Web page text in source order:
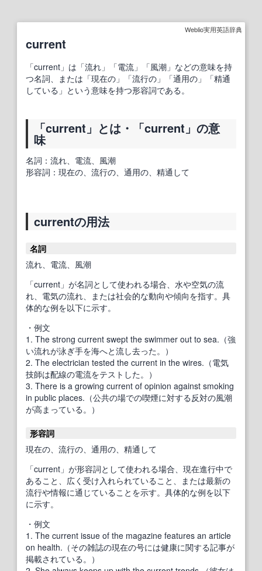
Weblio実用英語辞典
current
「current」は「流れ」「電流」「風潮」などの意味を持
つ名詞、または「現在の」「流行の」「通用の」「精通
している」という意味を持つ形容詞である。
「current」とは・「current」の意
味
名詞：流れ、電流、風潮
形容詞：現在の、流行の、通用の、精通して
currentの用法
名詞
流れ、電流、風潮
「current」が名詞として使われる場合、水や空気の流
れ、電気の流れ、または社会的な動向や傾向を指す。具
体的な例を以下に示す。
・例文
1. The strong current swept the swimmer out to sea.（強
い流れが泳ぎ手を海へと流し去った。）
2. The electrician tested the current in the wires.（電気
技師は配線の電流をテストした。）
3. There is a growing current of opinion against smoking
in public places.（公共の場での喫煙に対する反対の風潮
が高まっている。）
形容詞
現在の、流行の、通用の、精通して
「current」が形容詞として使われる場合、現在進行中で
あること、広く受け入れられていること、または最新の
流行や情報に通じていることを示す。具体的な例を以下
に示す。
・例文
1. The current issue of the magazine features an article
on health.（その雑誌の現在の号には健康に関する記事が
掲載されている。）